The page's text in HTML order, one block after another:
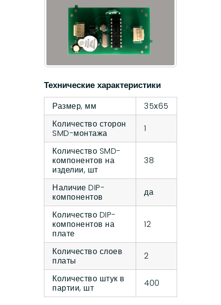
Технические характеристики
Размер, мм
35х65
Количество сторон
SMD-монтажа
1
Количество SMD-
компонентов на
изделии, шт
38
Наличие DIP-
компонентов
да
Количество DIP-
компонентов на
плате
12
Количество слоев
платы
2
Количество штук в
партии, шт
400